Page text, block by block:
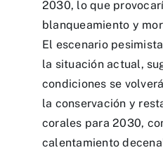
2030, lo que
blanqueamiento y
El escenario
la situación actual,
condiciones se
la conservación y
corales para 2030,
calentamiento